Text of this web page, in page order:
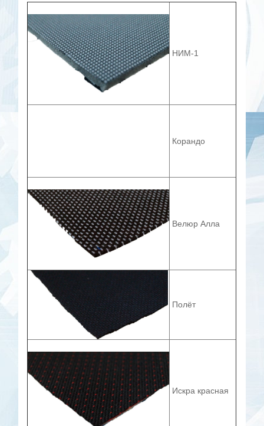
НИМ-1
Корандо
Велюр Алла
Полёт
Искра красная